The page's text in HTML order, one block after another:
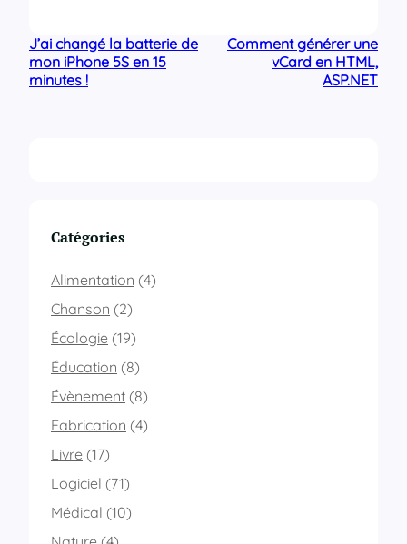
J’ai changé la batterie de
mon iPhone 5S en 15
minutes !
Comment générer une
vCard en HTML,
ASP.NET
Catégories
Alimentation (4)
Chanson (2)
Écologie (19)
Éducation (8)
Évènement (8)
Fabrication (4)
Livre (17)
Logiciel (71)
Médical (10)